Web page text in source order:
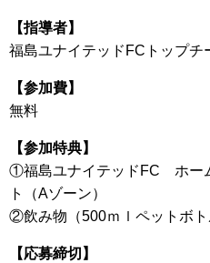
【指導者】
福島ユナイテッドFCトップチ
【参加費】
無料
【参加特典】
①福島ユナイテッドFC ホー
ト（Aゾーン）
②飲み物（500ｍｌペットボト
【応募締切】